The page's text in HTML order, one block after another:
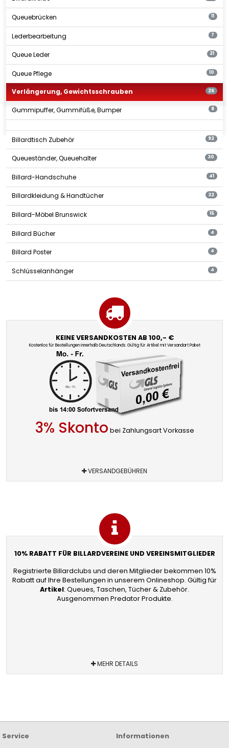
Queuebrücken 11
Lederbearbeitung 7
Queue Leder 21
Queue Pflege 10
Verlängerung, Gewichtsschrauben 26
Gummipuffer, Gummifüße, Bumper 8
Billardtisch Zubehör 92
Queueständer, Queuehalter 30
Billard-Handschuhe 41
Billardkleidung & Handtücher 32
Billard-Möbel Brunswick 15
Billard Bücher 4
Billard Poster 4
Schlüsselanhänger 4
KEINE VERSANDKOSTEN AB 100,- €
Kostenlos für Bestellungen innerhalb Deutschlands. Gültig für Artikel mit Versandart Paket
3% Skonto bei Zahlungsart Vorkasse
VERSANDGEBÜHREN
10% RABATT FÜR BILLARDVEREINE UND VEREINSMITGLIEDER
Registrierte Billardclubs und deren Mitglieder bekommen 10%
Rabatt auf Ihre Bestellungen in unserem Onlineshop. Gültig für
Artikel: Queues, Taschen, Tücher & Zubehör.
Ausgenommen Predator Produkte.
MEHR DETAILS
Service
Informationen